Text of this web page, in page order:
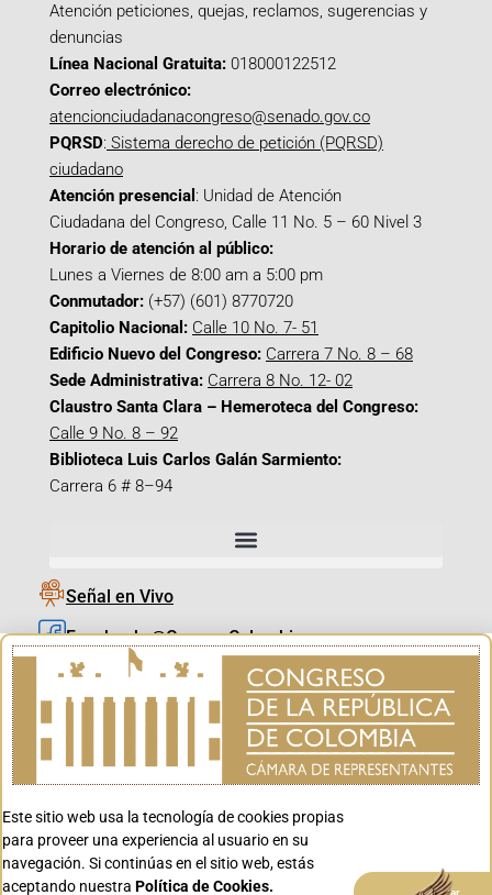
Atención peticiones, quejas, reclamos, sugerencias y
denuncias
Línea Nacional Gratuita: 018000122512
Correo electrónico:
atencionciudadanacongreso@senado.gov.co
PQRSD: Sistema derecho de petición (PQRSD)
ciudadano
Atención presencial : Unidad de Atención
Ciudadana del Congreso, Calle 11 No. 5 – 60 Nivel 3
Horario de atención al público:
Lunes a Viernes de 8:00 am a 5:00 pm
Conmutador: (+57) (601) 8770720
Capitolio Nacional: Calle 10 No. 7- 51
Edificio Nuevo del Congreso: Carrera 7 No. 8 – 68
Sede Administrativa: Carrera 8 No. 12- 02
Claustro Santa Clara – Hemeroteca del Congreso:
Calle 9 No. 8 – 92
Biblioteca Luis Carlos Galán Sarmiento:
Carrera 6 # 8–94
Señal en Vivo
Facebook_@CamaraColombia
Instagram_@CamaraColombia
X_@CamaraColombia
Youtube_@CamaraColombia
Youtube_@CanalCongreso
Este sitio web usa la tecnología de cookies propias
para proveer una experiencia al usuario en su
navegación. Si continúas en el sitio web, estás
aceptando nuestra Política de Cookies. Aceptar